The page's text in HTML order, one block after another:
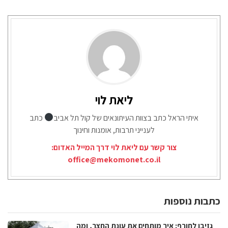
ליאת לוי
איתי הראל כתב בצוות העיתונאים של קול תל אביב
כתב
לענייני תרבות, אומנות וחינוך
צור קשר עם ליאת לוי דרך המייל האדום:
office@mekomonet.co.il
כתבות נוספות
גזיבו לחורף: איך מותחים את עונת החצר, ומה